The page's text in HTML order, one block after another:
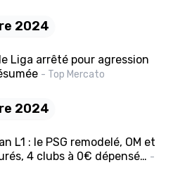
2024
Liga arrêté pour agression
- Top Mercato
2024
L1 : le PSG remodelé, OM et
4 clubs à 0€ dépensé… -